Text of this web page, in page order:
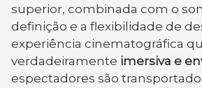
superior, combinada com o
definição e a flexibilidade de
experiência cinematográfica
verdadeiramente imersiva e
espectadores são